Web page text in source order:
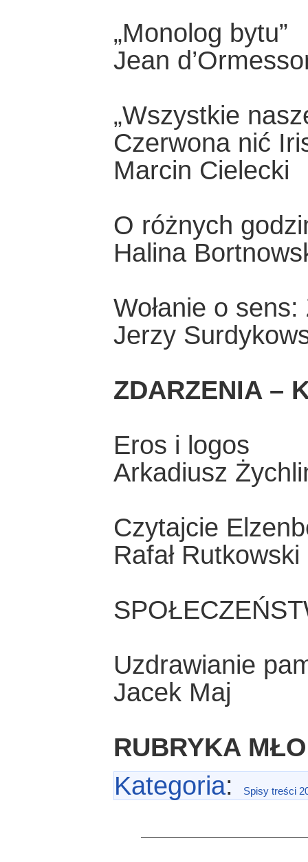
„Monolog bytu”
Jean
„Wszystkie
Czerwona nić
Marcin Cielecki
O różnych
Halina
Wołanie o
Jerzy
ZDARZENIA –
Eros i logos
Arkadiusz
Czytajcie
Rafał Rutkowski
Uzdrawianie
Jacek Maj
RUBRYKA
Kategoria: Spisy treści